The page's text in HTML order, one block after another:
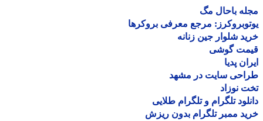
باحال مگ
مرجع معرفی بروکرها
شلوار جین زنانه
گوشی
پدیا
سایت در مشهد
نوزاد
تلگرام و تلگرام طلایی
ممبر تلگرام بدون ریزش